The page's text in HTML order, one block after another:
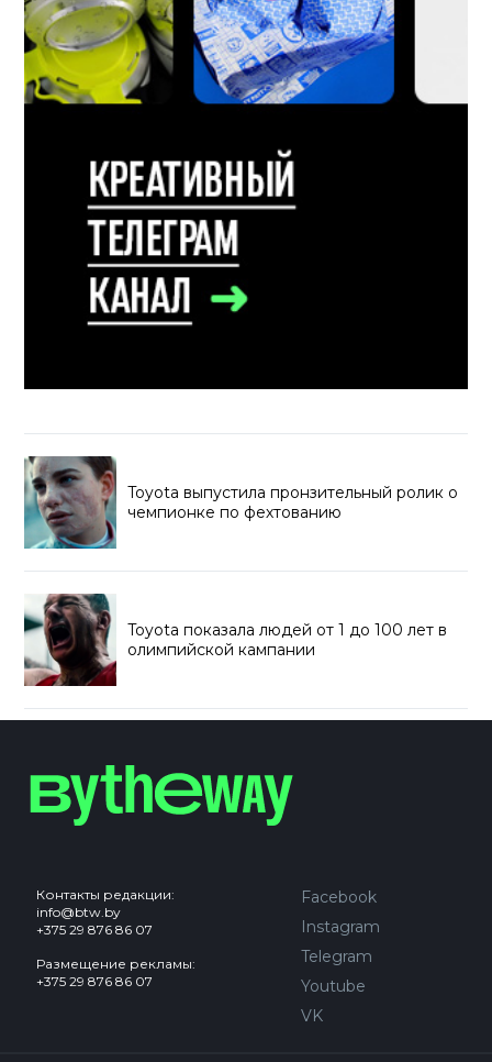
Toyota выпустила пронзительный ролик о
чемпионке по фехтованию
Toyota показала людей от 1 до 100 лет в
олимпийской кампании
Контакты редакции:
info@btw.by
+375 29 876 86 07
Размещение рекламы:
+375 29 876 86 07
Facebook
Instagram
Telegram
Youtube
VK